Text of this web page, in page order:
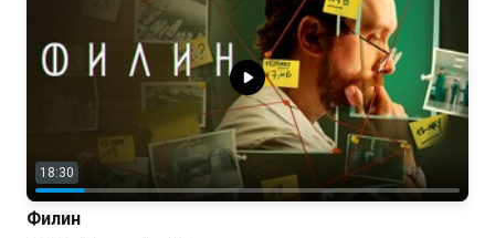
18:30
Филин